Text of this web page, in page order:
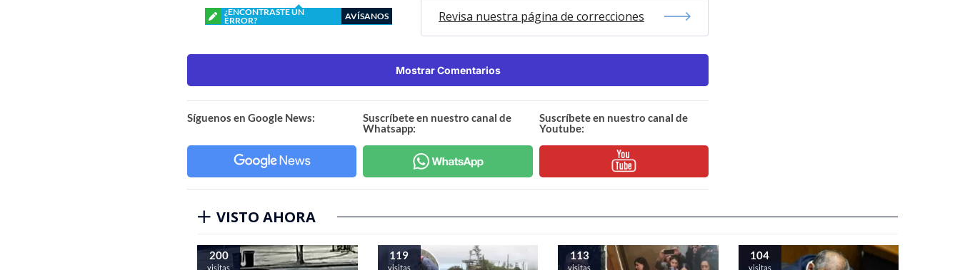
¿ENCONTRASTE UN
ERROR?
AVÍSANOS Revisa nuestra página de correcciones
Mostrar Comentarios
Síguenos en Google News:
Suscríbete en nuestro canal de
Whatsapp:
Suscríbete en nuestro canal de
Youtube:
VISTO AHORA
200
visitas
119
visitas
113
visitas
104
visitas